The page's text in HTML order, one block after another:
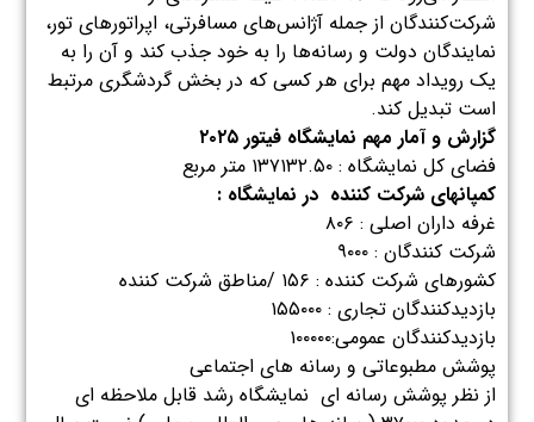
شرکت‌کنندگان از جمله آژانس‌های مسافرتی، اپراتورهای تور،
نمایندگان دولت و رسانه‌ها را به خود جذب کند و آن را به
یک رویداد مهم برای هر کسی که در بخش گردشگری مرتبط
است تبدیل کند.
گزارش و آمار مهم نمایشگاه فیتور ۲۰۲۵
فضای کل نمایشگاه : ۱۳۷۱۳۲.۵۰ متر مربع
کمپانهای شرکت کننده در نمایشگاه :
غرفه داران اصلی : ۸۰۶
شرکت کنندگان : ۹۰۰۰
ﮐﺸﻮرﻫﺎی شرکت کننده : ۱۵۶ /ﻣﻨﺎﻃﻖ ﺷﺮﮐﺖ ﮐﻨﻨﺪه
ﺑﺎزدﯾﺪﮐﻨﻨﺪﮔﺎن ﺗﺠﺎری : ۱۵۵۰۰۰
ﺑﺎزدﯾﺪﮐﻨﻨﺪﮔﺎن ﻋﻤﻮﻣﯽ:۱۰۰۰۰۰
ﭘﻮﺷﺶ ﻣﻄﺒﻮﻋﺎﺗﯽ و رﺳﺎﻧﻪ ﻫﺎی اﺟﺘﻤﺎﻋﯽ
از نظر پوشش رسانه ای نمایشگاه رشد قابل ملاحظه ای